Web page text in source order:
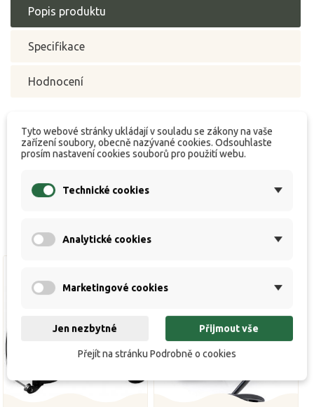
Popis produktu
Specifikace
Hodnocení
Připravované novinky / Coming soon / Bald
Tyto webové stránky ukládají v souladu se zákony na vaše
zařízení soubory, obecně nazývané cookies. Odsouhlaste
prosím nastavení cookies souborů pro použití webu.
Technické cookies
Analytické cookies
Marketingové cookies
Jen nezbytné Přijmout vše
Přejít na stránku Podrobně o cookies